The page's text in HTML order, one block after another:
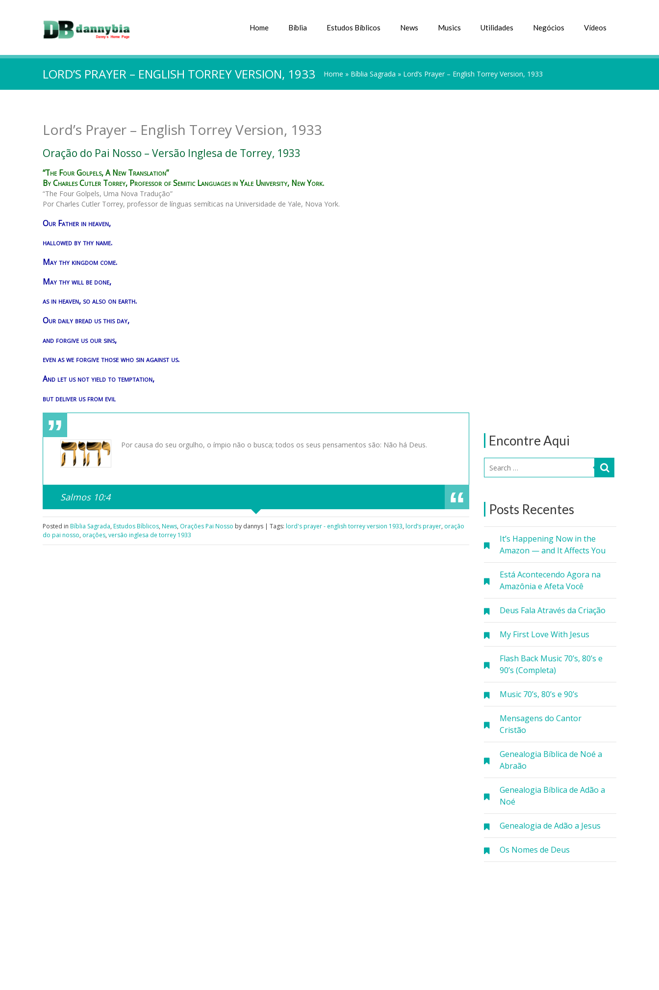
Home Bíblia Estudos Bíblicos News Musics Utilidades Negócios Vídeos
LORD’S PRAYER – ENGLISH TORREY VERSION, 1933 Home » Bíblia Sagrada » Lord’s Prayer – English Torrey Version, 1933
Encontre Aqui
Posts Recentes
It’s Happening Now in the
Amazon — and It Affects You
Está Acontecendo Agora na
Amazônia e Afeta Você
Deus Fala Através da Criação
My First Love With Jesus
Flash Back Music 70’s, 80’s e
90’s (Completa)
Music 70’s, 80’s e 90’s
Mensagens do Cantor
Cristão
Genealogia Bíblica de Noé a
Abraão
Genealogia Bíblica de Adão a
Noé
Genealogia de Adão a Jesus
Os Nomes de Deus
Lord’s Prayer – English Torrey Version, 1933
Oração do Pai Nosso – Versão Inglesa de Torrey, 1933
“The Four Golpels, A New Translation”
By Charles Cutler Torrey, Professor of Semitic Languages in Yale University, New York.
“The Four Golpels, Uma Nova Tradução”
Por Charles Cutler Torrey, professor de línguas semíticas na Universidade de Yale, Nova York.
Our Father in heaven,
hallowed by thy name.
May thy kingdom come.
May thy will be done,
as in heaven, so also on earth.
Our daily bread us this day,
and forgive us our sins,
even as we forgive those who sin against us.
And let us not yield to temptation,
but deliver us from evil
Por causa do seu orgulho, o ímpio não o busca; todos os seus pensamentos são: Não há Deus.
Salmos 10:4
Posted in Bíblia Sagrada, Estudos Bíblicos, News, Orações Pai Nosso by dannys | Tags: lord's prayer - english torrey version 1933, lord’s prayer, oração
do pai nosso, orações, versão inglesa de torrey 1933